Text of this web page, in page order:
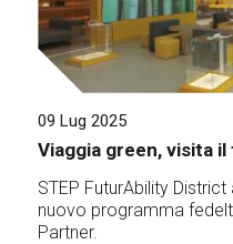
09 Lug 2025
Viaggia green, visita
STEP FuturAbility
nuovo programma
Partner.